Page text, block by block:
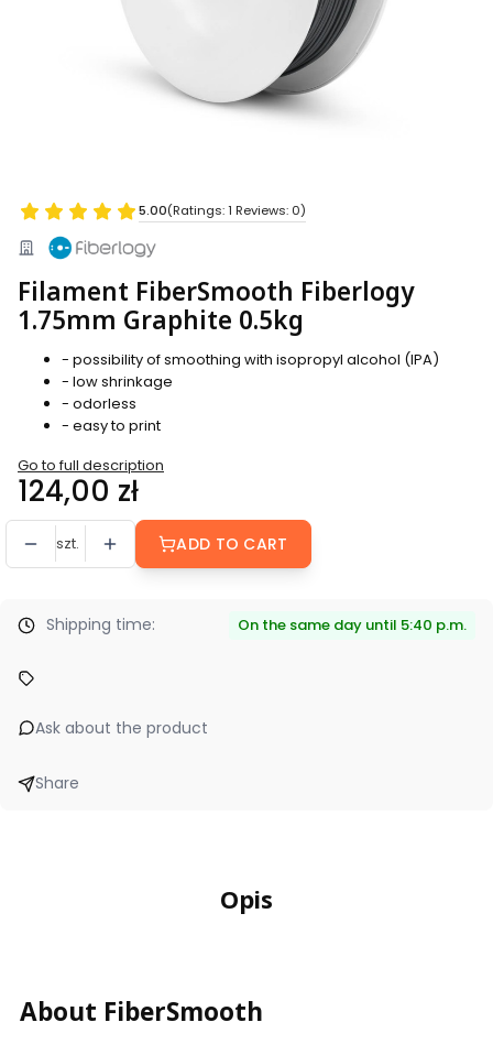
5.00(Ratings: 1 Reviews: 0)
Filament FiberSmooth Fiberlogy
1.75mm Graphite 0.5kg
- possibility of smoothing with isopropyl alcohol (IPA)
- low shrinkage
- odorless
- easy to print
Go to full description
Price
124,00 zł
szt. ADD TO CART
Shipping time: On the same day until 5:40 p.m.
Ask about the product
Share
Opis
About FiberSmooth